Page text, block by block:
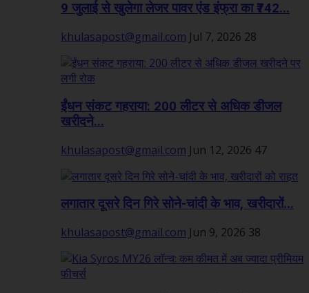
9 जुलाई से खुलेगा लेजर पावर एंड इंफ्रा का ₹742...
khulasapost@gmail.com Jul 7, 2026 28
ईंधन संकट गहराया: 200 लीटर से अधिक डीजल
खरीदने...
khulasapost@gmail.com Jun 12, 2026 47
लगातार दूसरे दिन गिरे सोने-चांदी के भाव, खरीदारों...
khulasapost@gmail.com Jun 9, 2026 38